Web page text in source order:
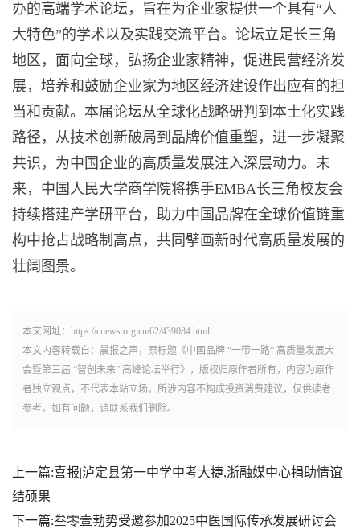
办的高端学术论坛，旨在为企业家提供一个具有“人
大特色”的学术以及实践交流平台。论坛立足长三角
地区，面向全球，弘扬企业家精神，促进民营经济发
展，培养和鼓励企业家为地区经济建设作出应有的担
当和贡献。本届论坛从全球化战略研判到本土化实践
路径，从技术创新破局到品牌价值重塑，进一步凝聚
共识，为中国企业的高质量发展注入深层动力。未
来，中国人民大学商学院将携手EMBA长三角校友会
持续搭建产学研平台，助力中国品牌在全球价值链重
构中抢占战略制高点，共同擘画新时代高质量发展的
壮阔图景。
本文网址：https://cnews.org.cn/62/439084.html
本文内容转载自：晨报之声，原标题《中国品牌 “一带一路” 高质量发展大
会暨第三届 “智创未来” 高峰论坛举行》，版权归原作者所有，内容为原作
者独立观点，不代表本站立场。所涉内容不构成投资消费建议，仅供读者
参考。如有问题，请联系我们删除。
上一篇:喜报|泸定县第一中学中考大捷,浙融媒中心捐助情谊
结硕果
下一篇:叁零壹勃势受邀参加2025中医国际传承发展研讨会